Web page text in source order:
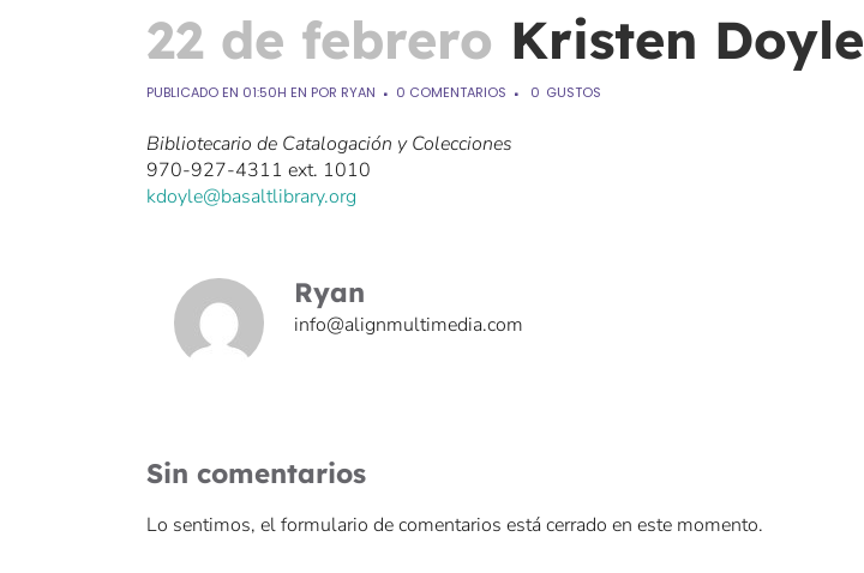
22 de febrero Kristen Doyle
PUBLICADO EN 01:50H EN POR RYAN 0 COMENTARIOS 0 GUSTOS
Bibliotecario de Catalogación y Colecciones
970-927-4311 ext. 1010
kdoyle@basaltlibrary.org
Ryan
info@alignmultimedia.com
Sin comentarios
Lo sentimos, el formulario de comentarios está cerrado en este momento.